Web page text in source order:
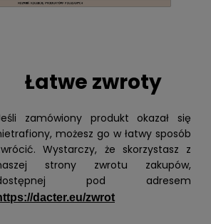
Łatwe zwroty
zamówiony produkt okazał się
możesz go w łatwy sposób
Wystarczy, że skorzystasz z
strony zwrotu zakupów,
pod adresem
dacter.eu/zwrot